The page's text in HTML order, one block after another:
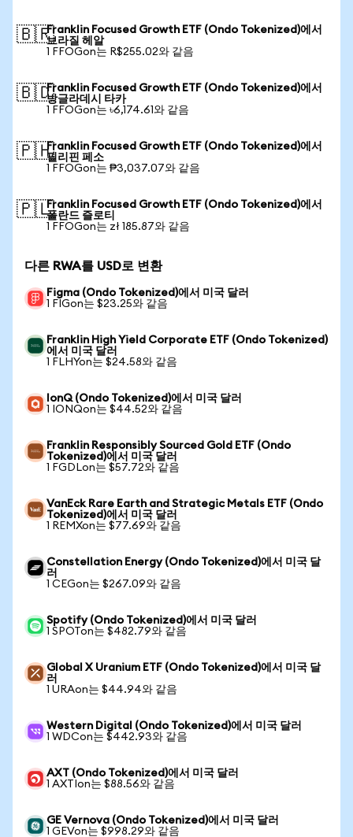
🇧🇷Franklin Focused Growth ETF (Ondo Tokenized)에서
브라질 헤알
1 FFOGon는 R$255.02와 같음
🇧🇩Franklin Focused Growth ETF (Ondo Tokenized)에서
방글라데시 타카
1 FFOGon는 ৳6,174.61와 같음
🇵🇭Franklin Focused Growth ETF (Ondo Tokenized)에서
필리핀 페소
1 FFOGon는 ₱3,037.07와 같음
🇵🇱Franklin Focused Growth ETF (Ondo Tokenized)에서
폴란드 즐로티
1 FFOGon는 zł 185.87와 같음
다른 RWA를 USD로 변환
Figma (Ondo Tokenized)에서 미국 달러
1 FIGon는 $23.25와 같음
Franklin High Yield Corporate ETF (Ondo Tokenized)
에서 미국 달러
1 FLHYon는 $24.58와 같음
IonQ (Ondo Tokenized)에서 미국 달러
1 IONQon는 $44.52와 같음
Franklin Responsibly Sourced Gold ETF (Ondo
Tokenized)에서 미국 달러
1 FGDLon는 $57.72와 같음
VanEck Rare Earth and Strategic Metals ETF (Ondo
Tokenized)에서 미국 달러
1 REMXon는 $77.69와 같음
Constellation Energy (Ondo Tokenized)에서 미국 달
러
1 CEGon는 $267.09와 같음
Spotify (Ondo Tokenized)에서 미국 달러
1 SPOTon는 $482.79와 같음
Global X Uranium ETF (Ondo Tokenized)에서 미국 달
러
1 URAon는 $44.94와 같음
Western Digital (Ondo Tokenized)에서 미국 달러
1 WDCon는 $442.93와 같음
AXT (Ondo Tokenized)에서 미국 달러
1 AXTIon는 $88.56와 같음
GE Vernova (Ondo Tokenized)에서 미국 달러
1 GEVon는 $998.29와 같음